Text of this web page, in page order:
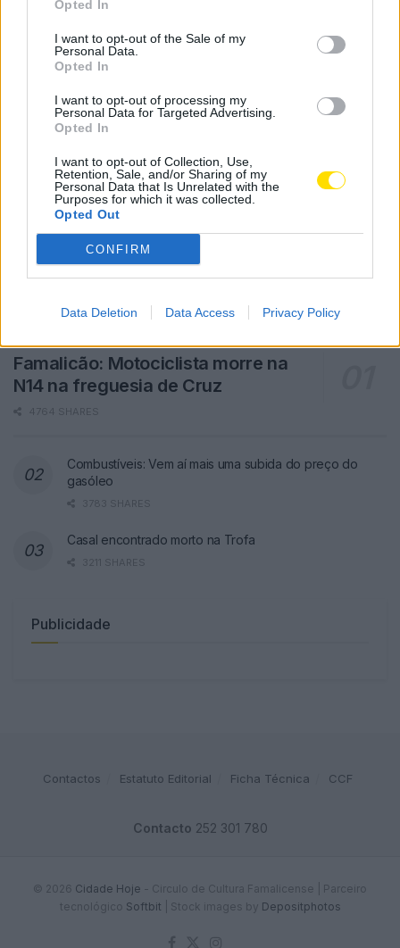
Opted In
I want to opt-out of the Sale of my
Personal Data.
Opted In
I want to opt-out of processing my
Personal Data for Targeted Advertising.
Opted In
I want to opt-out of Collection, Use,
Retention, Sale, and/or Sharing of my
Personal Data that Is Unrelated with the
Purposes for which it was collected.
Opted Out
CONFIRM
Data Deletion Data Access Privacy Policy
Notícias Populares
Famalicão: Motociclista morre na
N14 na freguesia de Cruz
4764 SHARES
Combustíveis: Vem aí mais uma subida do preço do
gasóleo
3783 SHARES
Casal encontrado morto na Trofa
3211 SHARES
Publicidade
Contactos Estatuto Editorial Ficha Técnica CCF
Contacto 252 301 780
© 2026 Cidade Hoje - Circulo de Cultura Famalicense | Parceiro
tecnológico Softbit Stock images by Depositphotos